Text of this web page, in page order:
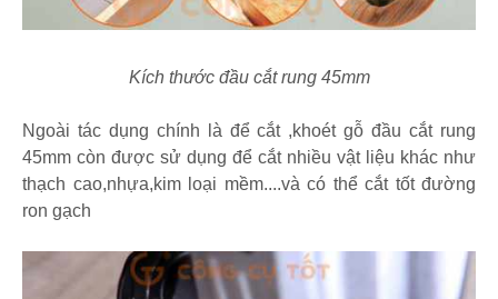
Kích thước đầu cắt rung 45mm
Ngoài tác dụng chính là để cắt ,khoét gỗ đầu cắt rung
45mm còn được sử dụng để cắt nhiều vật liệu khác như
thạch cao,nhựa,kim loại mềm....và có thể cắt tốt đường
ron gạch